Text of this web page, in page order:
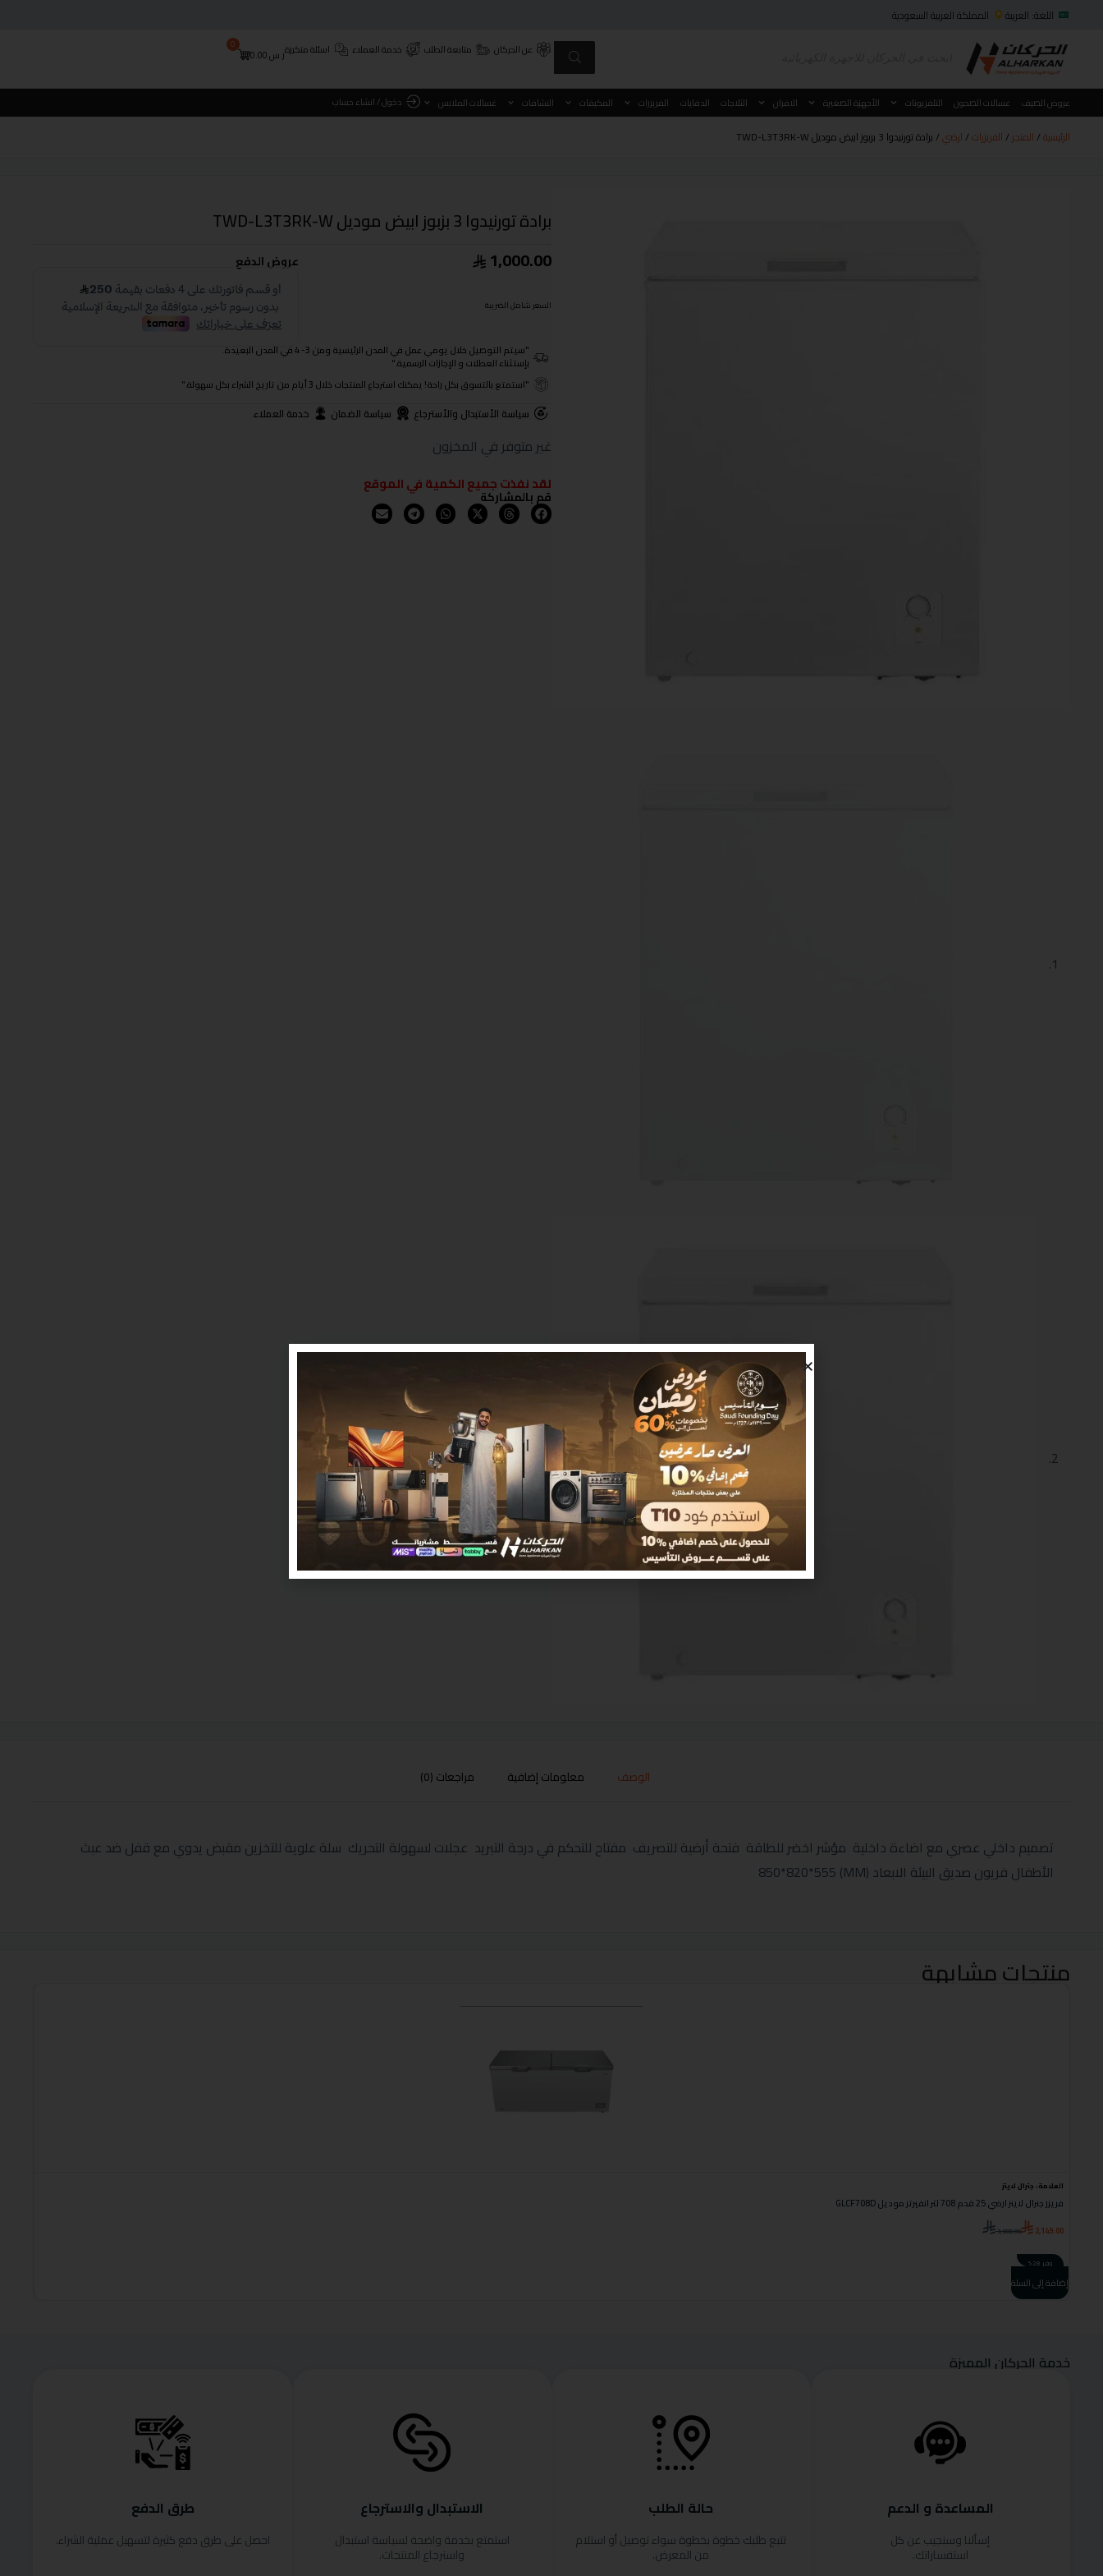
اللغة: العربية المملكة العربية السعودية
عن الحركان متابعة الطلب خدمة العملاء اسئلة متكررةر.س0.00
0
عروض الصيف غسالات الصحون التلفزيونات الأجهزة الصغيرة الافران الثلاجات الدفايات الفريزرات المكيفات النشافات غسالات الملابس دخول / انشاء حساب
الرئيسية/ المتجر / الفريزرات/ ارضي/ برادة تورنيدوا 3 بزبوز ابيض موديل TWD-L3T3RK-W
برادة تورنيدوا 3 بزبوز ابيض موديل TWD-L3T3RK-W
1,000.00
السعر شامل الضريبة
عروض الدفع
"سيتم التوصيل خلال يومي عمل في المدن الرئيسية ومن 3- 4 في المدن البعيدة.
بإستثناء العطلات و الإجازات الرسمية."
"استمتع بالتسوق بكل راحة! يمكنك استرجاع المنتجات خلال 3 أيام من تاريخ الشراء بكل سهولة."
سياسة الأستبدال والأسترجاع سياسة الضمان خدمة العملاء
غير متوفر في المخزون
لقد نفذت جميع الكمية في الموقع
قم بالمشاركة
الوصف معلومات إضافية مراجعات (0)
تصميم داخلي عصري مع اضاءة داخلية مؤشر اخضر للطاقة فتحة أرضية للتصريف مفتاح للتحكم في درجة التبريد عجلات لسهولة التحريك سلة علوية للتخزين مقبض يدوي مع قفل ضد عبث
الأطفال فريون صديق البيئة الابعاد (MM) 850*820*555
منتجات مشابهة
العلامة: جنرال لاينز
فريزر جنرال لاينز ارضي 25 قدم 708 لتر انفيرتر موديل GLCF708D
3,000.00 2,149.00
وفر 28%
إضافة إلى السلة
خدمة الحركان المميزة
المساعدة و الدعم
إسألنا وسنجيب عن كل
استفساراتك.
حالة الطلب
تتبع طلبك خطوة بخطوة سواء توصيل أو استلام
من المعرض.
الاستبدال والاسترجاع
استمتع بخدمة واضحة لسياسة استبدال
واسترجاع المنتجات.
طرق الدفع
احصل على طرق دفع كثيرة لتسهيل عملية الشراء.